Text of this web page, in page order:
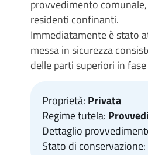
provvedimento
residenti confinanti.
Immediatamente è stato
messa in sicurezza
delle parti superiori in
Proprietà: Privata
Regime tutela:
Dettaglio
Stato di conservazione: